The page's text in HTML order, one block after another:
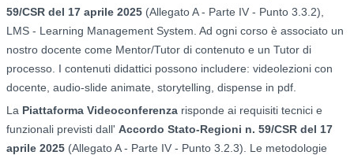
59/CSR del 17 aprile 2025 (Allegato A - Parte IV - Punto 3.3.2),
LMS - Learning Management System. Ad ogni corso è associato un
nostro docente come Mentor/Tutor di contenuto e un Tutor di
processo. I contenuti didattici possono includere: videolezioni con
docente, audio-slide animate, storytelling, dispense in pdf.
La Piattaforma Videoconferenza risponde ai requisiti tecnici e
funzionali previsti dall' Accordo Stato-Regioni n. 59/CSR del 17
aprile 2025 (Allegato A - Parte IV - Punto 3.2.3). Le metodologie